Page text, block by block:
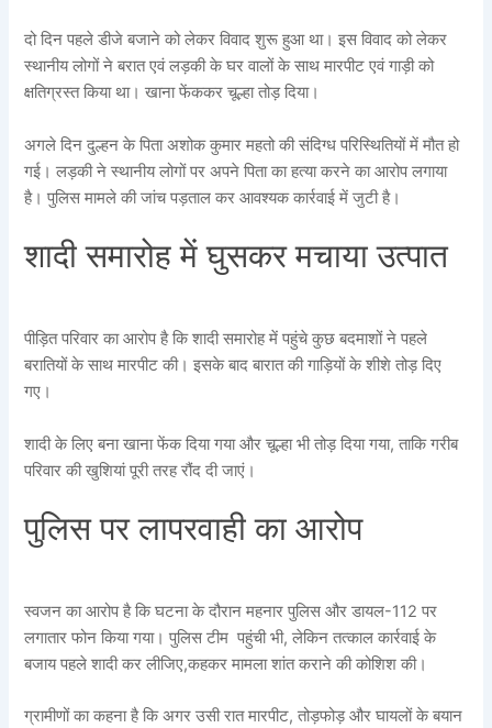
दो दिन पहले डीजे बजाने को लेकर विवाद शुरू हुआ था। इस विवाद को लेकर
स्थानीय लोगों ने बरात एवं लड़की के घर वालों के साथ मारपीट एवं गाड़ी को
क्षतिग्रस्त किया था। खाना फेंककर चूल्हा तोड़ दिया।
अगले दिन दुल्हन के पिता अशोक कुमार महतो की संदिग्ध परिस्थितियों में मौत हो
गई। लड़की ने स्थानीय लोगों पर अपने पिता का हत्या करने का आरोप लगाया
है। पुलिस मामले की जांच पड़ताल कर आवश्यक कार्रवाई में जुटी है।
शादी समारोह में घुसकर मचाया उत्पात
पीड़ित परिवार का आरोप है कि शादी समारोह में पहुंचे कुछ बदमाशों ने पहले
बरातियों के साथ मारपीट की। इसके बाद बारात की गाड़ियों के शीशे तोड़ दिए
गए।
शादी के लिए बना खाना फेंक दिया गया और चूल्हा भी तोड़ दिया गया, ताकि गरीब
परिवार की खुशियां पूरी तरह रौंद दी जाएं।
पुलिस पर लापरवाही का आरोप
स्‍वजन का आरोप है कि घटना के दौरान महनार पुलिस और डायल-112 पर
लगातार फोन किया गया। पुलिस टीम पहुंची भी, लेकिन तत्काल कार्रवाई के
बजाय पहले शादी कर लीजिए,कहकर मामला शांत कराने की कोशिश की।
ग्रामीणों का कहना है कि अगर उसी रात मारपीट, तोड़फोड़ और घायलों के बयान